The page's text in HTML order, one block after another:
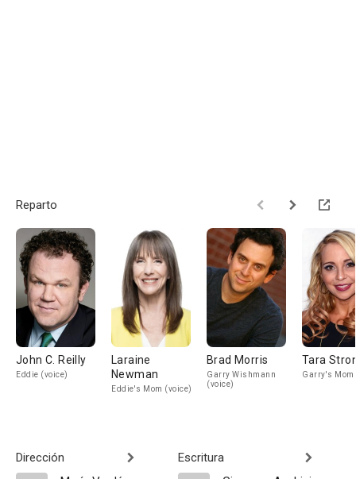
Reparto
John C. Reilly
Eddie (voice)
Laraine
Newman
Eddie's Mom (voice)
Brad Morris
Garry Wishmann
(voice)
Tara
Garry's Mom
Dirección
Escritura